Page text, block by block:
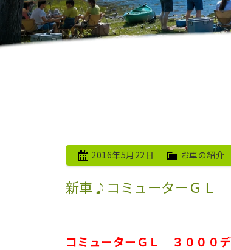
2016年5月22日 お車の紹介
新車♪コミューターＧＬ
コミューターＧＬ ３０００